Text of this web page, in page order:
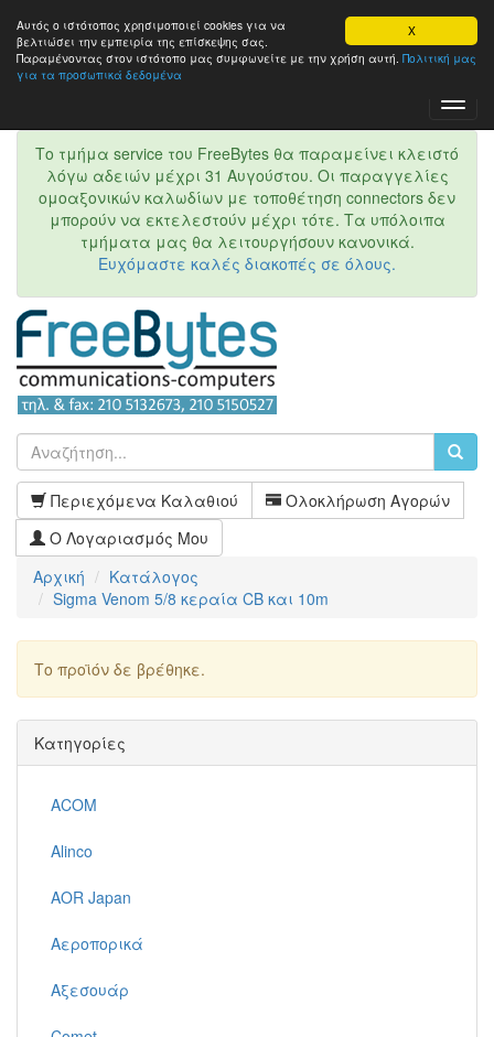
X
Αυτός ο ιστότοπος χρησιμοποιεί cookies για να
βελτιώσει την εμπειρία της επίσκεψης σας.
Παραμένοντας στον ιστότοπo μας συμφωνείτε με την χρήση αυτή. Πολιτική μας
για τα προσωπικά δεδομένα
Το τμήμα service του FreeBytes θα παραμείνει κλειστό
λόγω αδειών μέχρι 31 Αυγούστου. Οι παραγγελίες
ομοαξονικών καλωδίων με τοποθέτηση connectors δεν
μπορούν να εκτελεστούν μέχρι τότε. Τα υπόλοιπα
τμήματα μας θα λειτουργήσουν κανονικά.
Ευχόμαστε καλές διακοπές σε όλους.
Περιεχόμενα Καλαθιού
Ολοκλήρωση Αγορών
Ο Λογαριασμός Μου
Αρχική
Κατάλογος
Sigma Venom 5/8 κεραία CB και 10m
Το προϊόν δε βρέθηκε.
Κατηγορίες
ACOM
Alinco
AOR Japan
Αεροπορικά
Αξεσουάρ